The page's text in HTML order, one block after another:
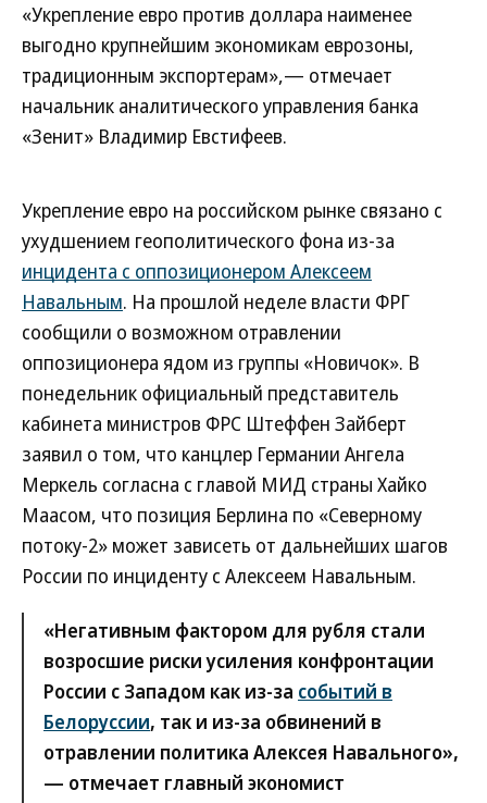
«Укрепление евро против доллара наименее
выгодно крупнейшим экономикам еврозоны,
традиционным экспортерам»,— отмечает
начальник аналитического управления банка
«Зенит» Владимир Евстифеев.
Укрепление евро на российском рынке связано с
ухудшением геополитического фона из-за
инцидента с оппозиционером Алексеем
Навальным. На прошлой неделе власти ФРГ
сообщили о возможном отравлении
оппозиционера ядом из группы «Новичок». В
понедельник официальный представитель
кабинета министров ФРС Штеффен Зайберт
заявил о том, что канцлер Германии Ангела
Меркель согласна с главой МИД страны Хайко
Маасом, что позиция Берлина по «Северному
потоку-2» может зависеть от дальнейших шагов
России по инциденту с Алексеем Навальным.
«Негативным фактором для рубля стали
возросшие риски усиления конфронтации
России с Западом как из-за событий в
Белоруссии, так и из-за обвинений в
отравлении политика Алексея Навального»,
— отмечает главный экономист